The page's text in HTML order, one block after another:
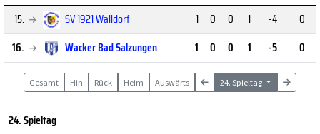
15.
SV 1921 Walldorf 1 0 0 1 -4
0
16.
Wacker Bad Salzungen 1 0 0 1 -5 0
Gesamt Hin Rück Heim Auswärts 24. Spieltag
24. Spieltag